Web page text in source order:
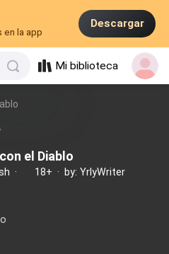
en la app
Descargar
Mi biblioteca
el Diablo
· 18+ · by: YrlyWriter